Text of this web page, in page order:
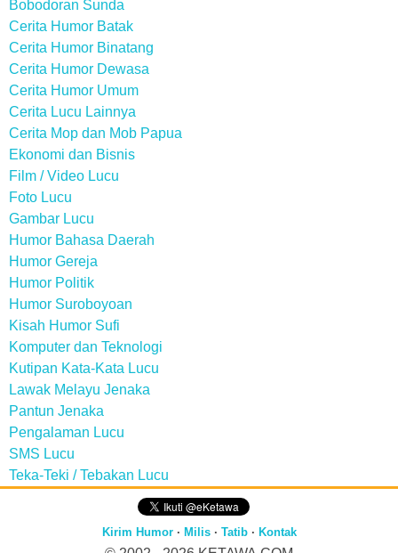
Bobodoran Sunda
Cerita Humor Batak
Cerita Humor Binatang
Cerita Humor Dewasa
Cerita Humor Umum
Cerita Lucu Lainnya
Cerita Mop dan Mob Papua
Ekonomi dan Bisnis
Film / Video Lucu
Foto Lucu
Gambar Lucu
Humor Bahasa Daerah
Humor Gereja
Humor Politik
Humor Suroboyoan
Kisah Humor Sufi
Komputer dan Teknologi
Kutipan Kata-Kata Lucu
Lawak Melayu Jenaka
Pantun Jenaka
Pengalaman Lucu
SMS Lucu
Teka-Teki / Tebakan Lucu
Kirim Humor· Milis· Tatib· Kontak